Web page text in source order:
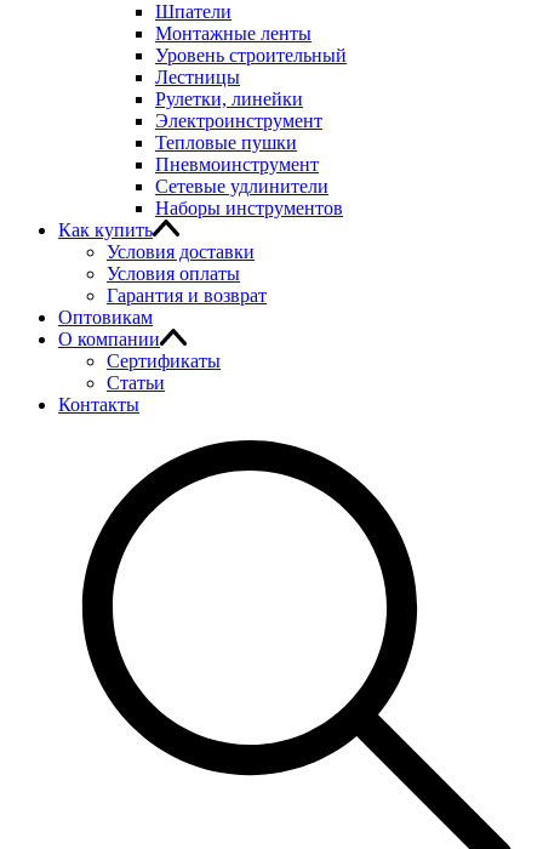
Шпатели
Монтажные ленты
Уровень строительный
Лестницы
Рулетки, линейки
Электроинструмент
Тепловые пушки
Пневмоинструмент
Сетевые удлинители
Наборы инструментов
Как купить
Условия доставки
Условия оплаты
Гарантия и возврат
Оптовикам
О компании
Сертификаты
Статьи
Контакты